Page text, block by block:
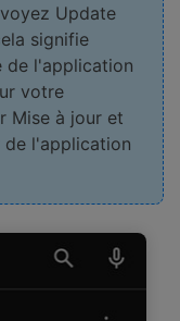
Update
signifie
de l'application
votre
Mise à jour et
de l'application